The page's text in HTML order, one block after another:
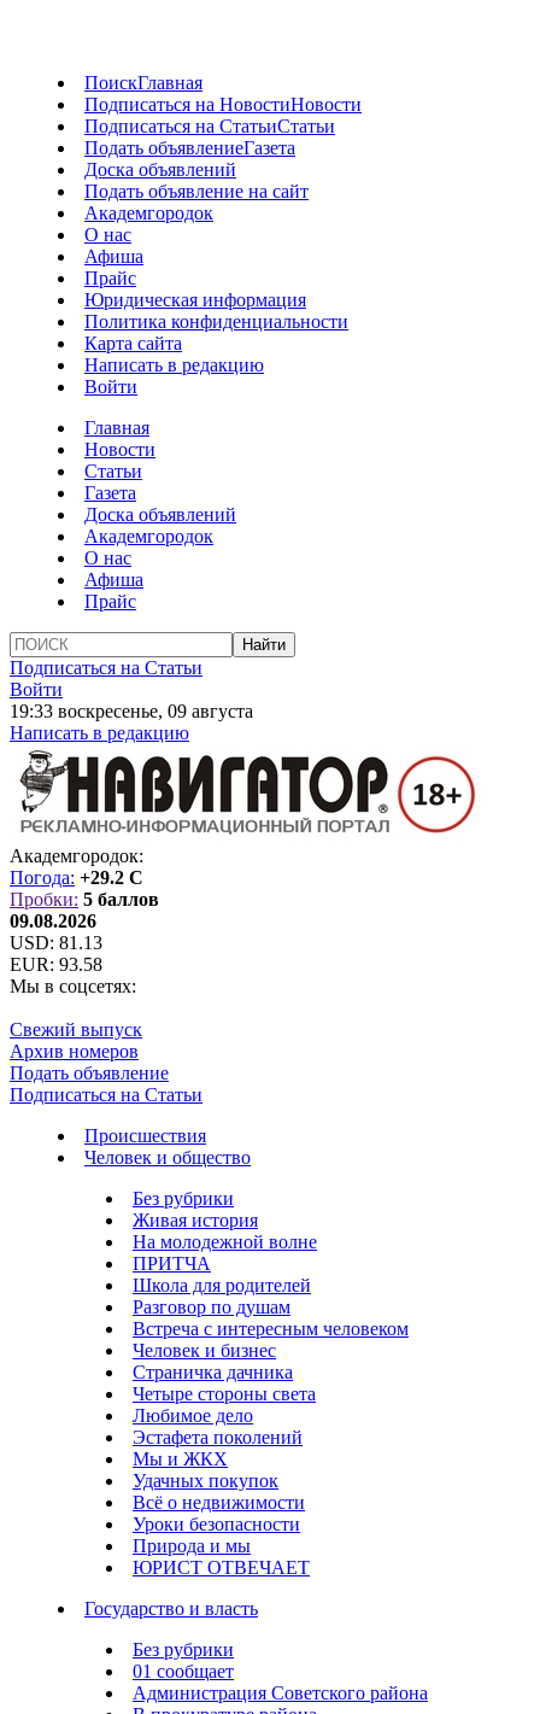
ПоискГлавная
Подписаться на НовостиНовости
Подписаться на СтатьиСтатьи
Подать объявлениеГазета
Доска объявлений
Подать объявление на сайт
Академгородок
О нас
Афиша
Прайс
Юридическая информация
Политика конфиденциальности
Карта сайта
Написать в редакцию
Войти
Главная
Новости
Статьи
Газета
Доска объявлений
Академгородок
О нас
Афиша
Прайс
Подписаться на Статьи
Войти
19:33 воскресенье, 09 августа
Написать в редакцию
Академгородок:
Погода: +29.2 C
Пробки: 5 баллов
09.08.2026
USD: 81.13
EUR: 93.58
Мы в соцсетях:
Свежий выпуск
Архив номеров
Подать объявление
Подписаться на Статьи
Происшествия
Человек и общество
Без рубрики
Живая история
На молодежной волне
ПРИТЧА
Школа для родителей
Разговор по душам
Встреча с интересным человеком
Человек и бизнес
Страничка дачника
Четыре стороны света
Любимое дело
Эстафета поколений
Мы и ЖКХ
Удачных покупок
Всё о недвижимости
Уроки безопасности
Природа и мы
ЮРИСТ ОТВЕЧАЕТ
Государство и власть
Без рубрики
01 сообщает
Администрация Советского района